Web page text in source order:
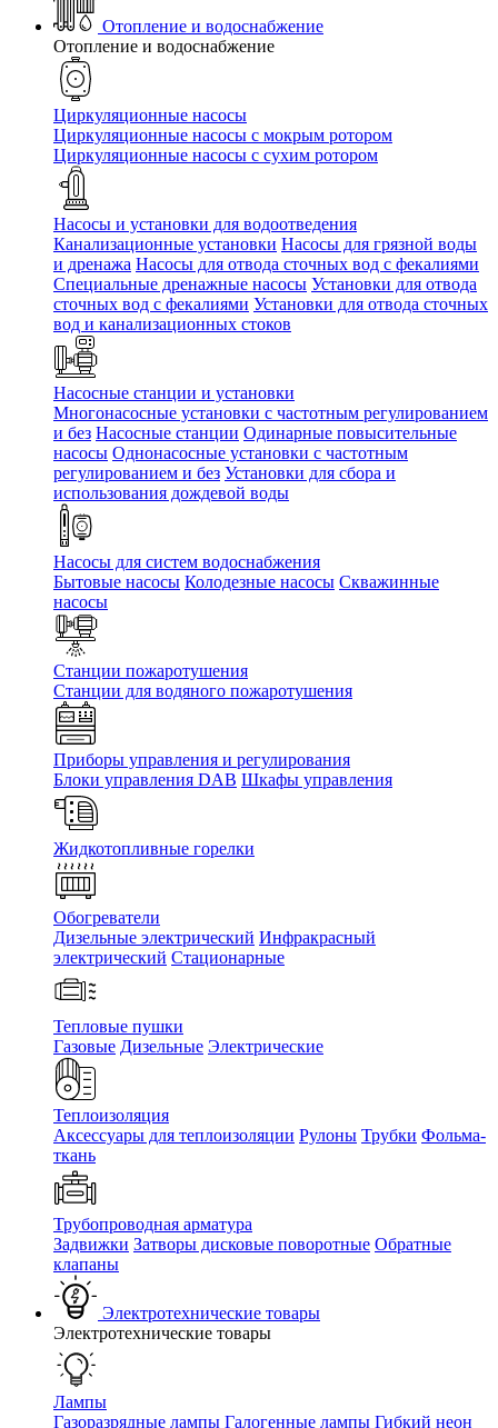
Отопление и водоснабжение
Отопление и водоснабжение
Циркуляционные насосы
Циркуляционные насосы с мокрым ротором
Циркуляционные насосы с сухим ротором
Насосы и установки для водоотведения
Канализационные установки Насосы для грязной воды
и дренажа Насосы для отвода сточных вод c фекалиями
Специальные дренажные насосы Установки для отвода
сточных вод c фекалиями Установки для отвода сточных
вод и канализационных стоков
Насосные станции и установки
Многонасосные установки с частотным регулированием
и без Насосные станции Одинарные повысительные
насосы Однонасосные установки с частотным
регулированием и без Установки для сбора и
использования дождевой воды
Насосы для систем водоснабжения
Бытовые насосы Колодезные насосы Скважинные
насосы
Станции пожаротушения
Станции для водяного пожаротушения
Приборы управления и регулирования
Блоки управления DAB Шкафы управления
Жидкотопливные горелки
Обогреватели
Дизельные электрический Инфракрасный
электрический Стационарные
Тепловые пушки
Газовые Дизельные Электрические
Теплоизоляция
Аксессуары для теплоизоляции Рулоны Трубки Фольма-
ткань
Трубопроводная арматура
Задвижки Затворы дисковые поворотные Обратные
клапаны
Электротехнические товары
Электротехнические товары
Лампы
Газоразрядные лампы Галогенные лампы Гибкий неон